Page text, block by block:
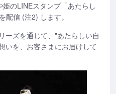
のLINEスタンプ「あたらし
配信 (注2) します。
ーズを通じて、"あたらしい自
いを、お客さまにお届けして